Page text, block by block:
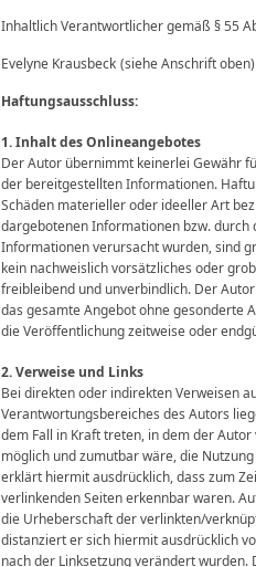
Inhaltlich Verantwortlicher gemäß § 55
Evelyne Krausbeck (siehe Anschrift oben)
Haftungsausschluss:
1. Inhalt des Onlineangebotes
Der Autor übernimmt keinerlei Gewähr
der bereitgestellten Informationen.
Schäden materieller oder ideeller Art
dargebotenen Informationen bzw.
Informationen verursacht wurden, sind
kein nachweislich vorsätzliches oder
freibleibend und unverbindlich. Der
das gesamte Angebot ohne gesonderte
die Veröffentlichung zeitweise oder
2. Verweise und Links
Bei direkten oder indirekten Verweisen
Verantwortungsbereiches des Autors
dem Fall in Kraft treten, in dem der
möglich und zumutbar wäre, die
erklärt hiermit ausdrücklich, dass zum
verlinkenden Seiten erkennbar waren.
die Urheberschaft der verlinkten/
distanziert er sich hiermit ausdrücklich
nach der Linksetzung verändert